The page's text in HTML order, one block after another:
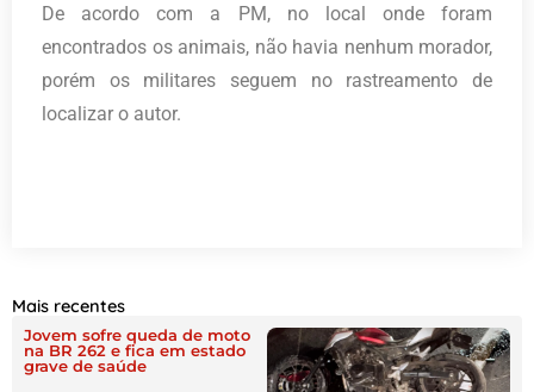
De acordo com a PM, no local onde foram
encontrados os animais, não havia nenhum morador,
porém os militares seguem no rastreamento de
localizar o autor.
Mais recentes
Jovem sofre queda de moto
na BR 262 e fica em estado
grave de saúde